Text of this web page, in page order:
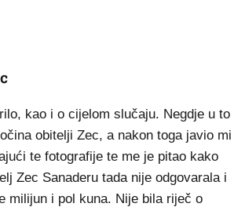
kao i o cijelom slučaju. Negdje u to
obitelji Zec, a nakon toga javio mi
te fotografije te me je pitao kako
Zec Sanaderu tada nije odgovarala i
milijun i pol kuna. Nije bila riječ o